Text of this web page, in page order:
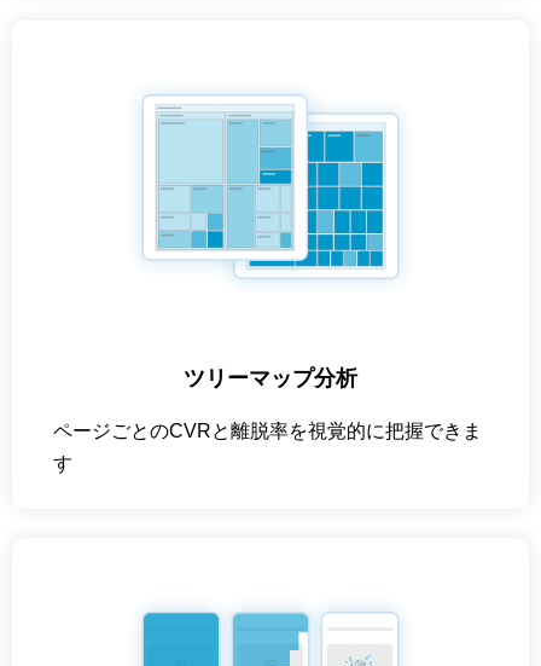
ツリーマップ分析
ページごとのCVRと離脱率を視覚的に把握できま
す